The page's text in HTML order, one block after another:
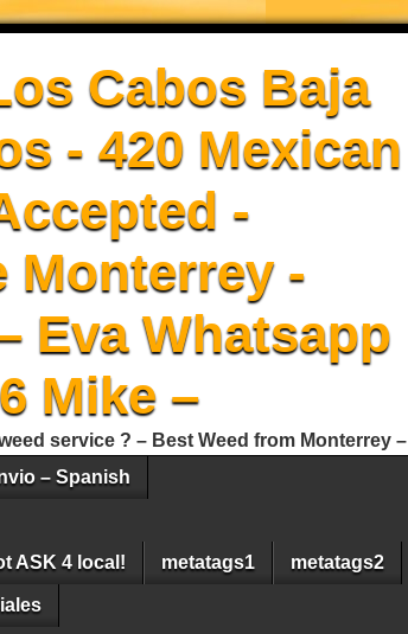
Cabos Baja
- 420 Mexican
-
Monterrey -
Eva Whatsapp
Mike –
service ? – Best Weed from Monterrey –
– Spanish
ASK 4 local! metatags1 metatags2